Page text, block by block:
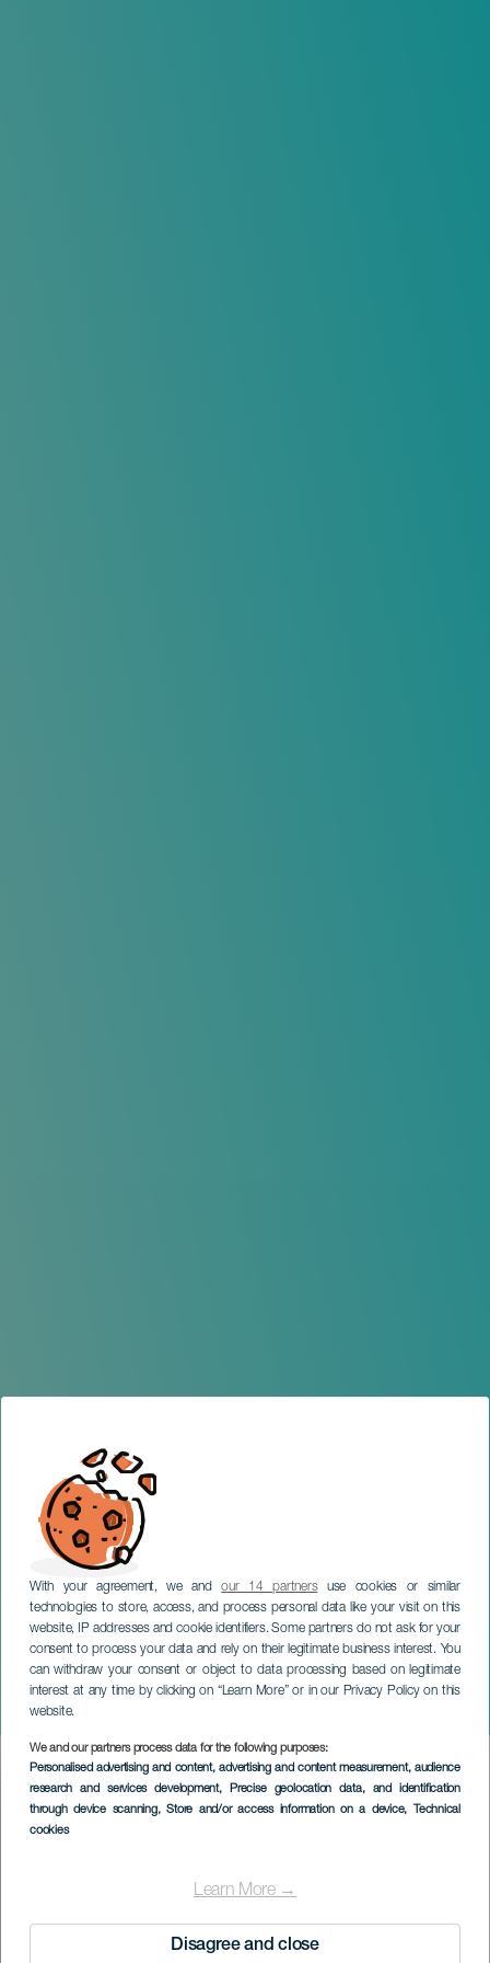
With your agreement, we andour 14 partnersuse cookies or similar
technologies to store, access, and process personal data like your visit on this
website, IP addresses and cookie identifiers. Some partners do not ask for your
consent to process your data and rely on their legitimate business interest. You
can withdraw your consent or object to data processing based on legitimate
interest at any time by clicking on “Learn More” or in our Privacy Policy on this
website.
We and our partners process data for the following purposes:
Personalised advertising and content, advertising and content measurement, audience
research and services development, Precise geolocation data, and identification
through device scanning, Store and/or access information on a device, Technical
cookies
Learn More →
Disagree and close
Breve til Nestor
GRAN CANARIA
Imagen
Listado